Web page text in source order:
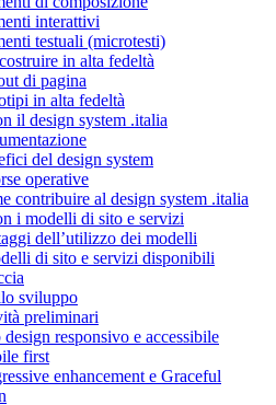
interattivi
testuali (microtesti)
in alta fedeltà
di pagina
in alta fedeltà
il design system .italia
del design system
operative
contribuire al design system .italia
i modelli di sito e servizi
dell’utilizzo dei modelli
di sito e servizi disponibili
sviluppo
preliminari
responsivo e accessibile
first
enhancement e Graceful